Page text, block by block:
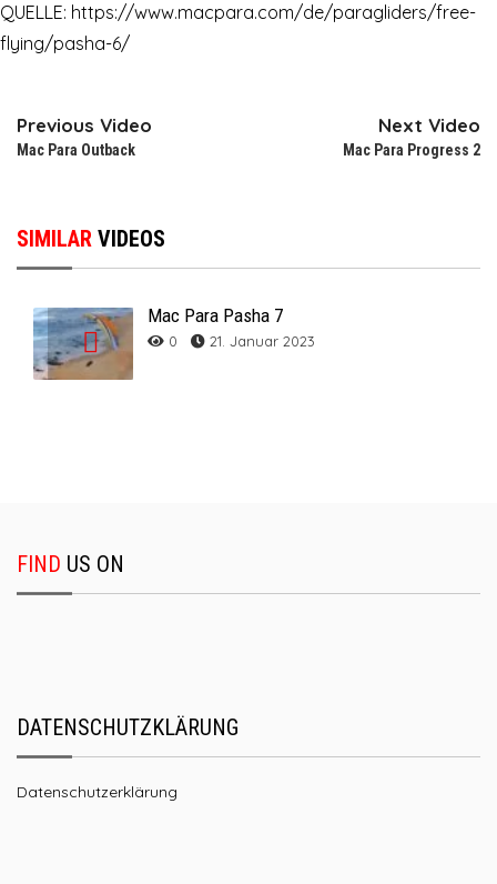
QUELLE: https://www.macpara.com/de/paragliders/free-
flying/pasha-6/
Previous Video
Mac Para Outback
Next Video
Mac Para Progress 2
SIMILAR VIDEOS
Mac Para Pasha 7
0 21. Januar 2023
FIND US ON
DATENSCHUTZKLÄRUNG
Datenschutzerklärung